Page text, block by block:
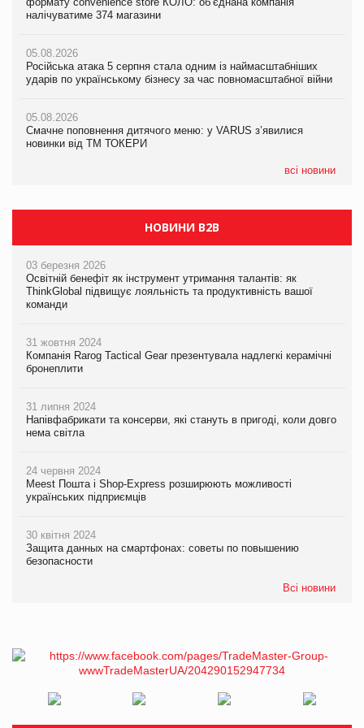
налічуватиме 374 магазини
05.08.2026
Російська атака 5 серпня стала одним із наймасштабніших
ударів по українському бізнесу за час повномасштабної війни
05.08.2026
Смачне поповнення дитячого меню: у VARUS з’явилися
новинки від ТМ ТОКЕРИ
всі новини
новинки від ТМ ТОКЕРИ
05.08.2026
Сергій Лісунов про заморожені хлібобулочні вироби на
PrivateLabel&FMCG Master 2026
04.08.2026
Через атаку РФ у Дніпрі пошкоджено склад шоколаду
Millennium
продуктів
НОВИНИ B2B
03 березня 2026
Освітній бенефіт як інструмент утримання талантів: як
ThinkGlobal підвищує лояльність та продуктивність вашої
команди
31 жовтня 2024
Компанія Rarog Tactical Gear презентувала надлегкі керамічні
бронеплити
31 липня 2024
Напівфабрикати та консерви, які стануть в пригоді, коли довго
нема світла
24 червня 2024
Meest Пошта і Shop-Express розширюють можливості
українських підприємців
30 квітня 2024
Защита данных на смартфонах: советы по повышению
безопасности
Всі новини